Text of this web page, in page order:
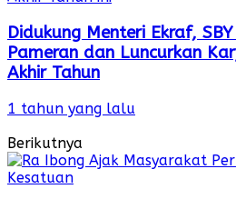
Didukung Menteri Ekraf,
Pameran dan Luncurkan
Akhir Tahun
1 tahun yang lalu
Berikutnya